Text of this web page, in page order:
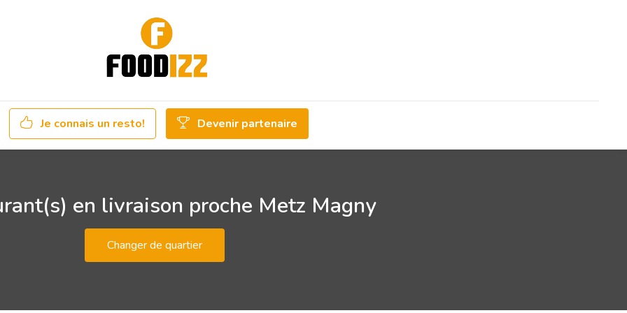
Je connais un resto! Devenir partenaire
en livraison proche Metz Magny
Changer de quartier